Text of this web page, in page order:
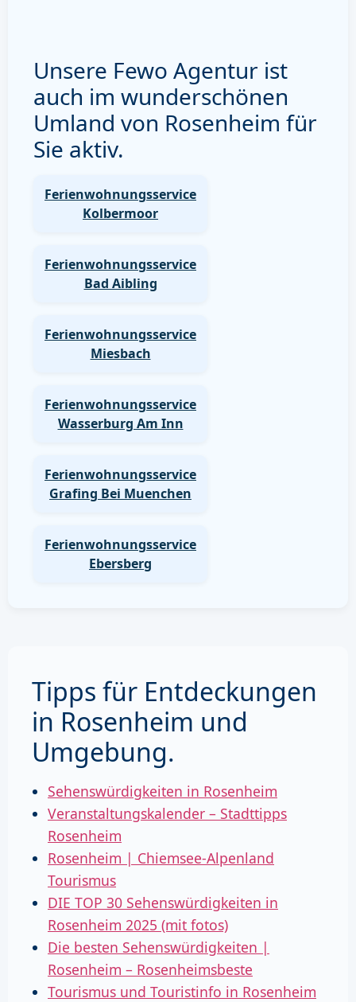
Unsere Fewo Agentur ist
auch im wunderschönen
Umland von Rosenheim für
Sie aktiv.
Ferienwohnungsservice
Kolbermoor
Ferienwohnungsservice
Bad Aibling
Ferienwohnungsservice
Miesbach
Ferienwohnungsservice
Wasserburg Am Inn
Ferienwohnungsservice
Grafing Bei Muenchen
Ferienwohnungsservice
Ebersberg
Tipps für Entdeckungen
in Rosenheim und
Umgebung.
Sehenswürdigkeiten in Rosenheim
Veranstaltungskalender – Stadttipps
Rosenheim
Rosenheim | Chiemsee-Alpenland
Tourismus
DIE TOP 30 Sehenswürdigkeiten in
Rosenheim 2025 (mit fotos)
Die besten Sehenswürdigkeiten |
Rosenheim – Rosenheimsbeste
Tourismus und Touristinfo in Rosenheim